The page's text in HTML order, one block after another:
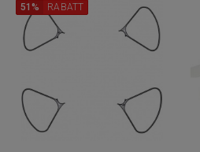
51% RABATT